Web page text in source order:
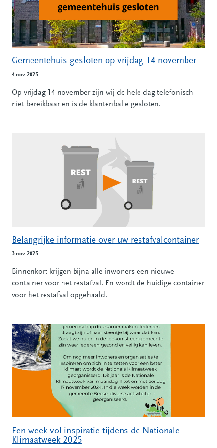
Gemeentehuis gesloten op vrijdag 14 november
4 nov 2025
Op vrijdag 14 november zijn wij de hele dag telefonisch
niet bereikbaar en is de klantenbalie gesloten.
Belangrijke informatie over uw restafvalcontainer
3 nov 2025
Binnenkort krijgen bijna alle inwoners een nieuwe
container voor het restafval. En wordt de huidige container
voor het restafval opgehaald.
Een week vol inspiratie tijdens de Nationale
Klimaatweek 2025